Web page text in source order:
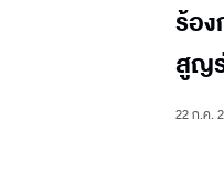
ร้อ
สูญ
22 ก.ค.